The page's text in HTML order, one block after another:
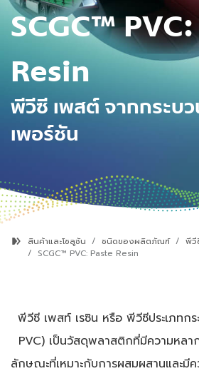
SCGC™
Resin
พีวีซี เพสต์ จากกระบ
เพอร์ชัน
สินค้าและโซลูชัน ชนิดของผลิตภัณฑ์
พีวี
SCGC™ PVC: Paste Resin
พีวีซี เพสท์ เรซิน หรือ พีวีซีประเภทก
PVC) เป็นวัสดุพลาสติกที่มีความหลา
ลักษณะที่เหมาะกับการผสมผสานและมี